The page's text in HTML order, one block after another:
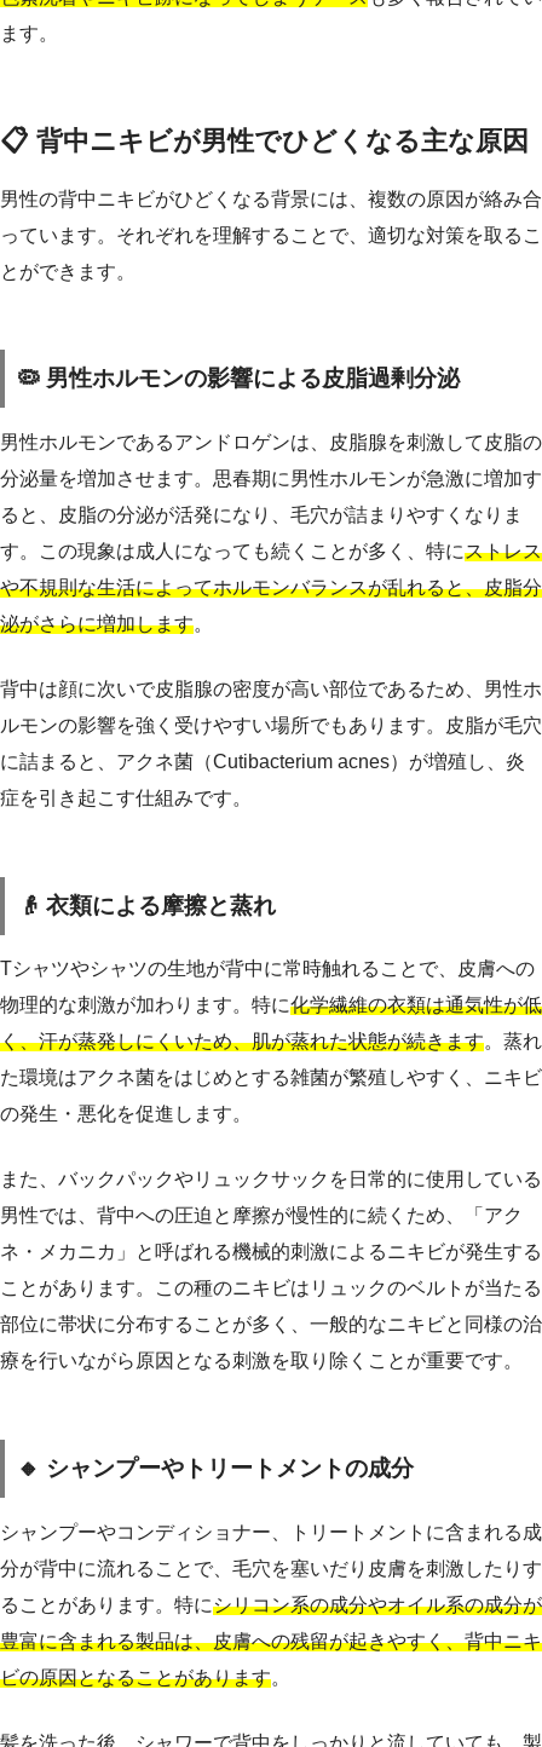
ます。
📋 背中ニキビが男性でひどくなる主な原因
男性の背中ニキビがひどくなる背景には、複数の原因が絡み合
っています。それぞれを理解することで、適切な対策を取るこ
とができます。
🦠 男性ホルモンの影響による皮脂過剰分泌
男性ホルモンであるアンドロゲンは、皮脂腺を刺激して皮脂の
分泌量を増加させます。思春期に男性ホルモンが急激に増加す
ると、皮脂の分泌が活発になり、毛穴が詰まりやすくなりま
す。この現象は成人になっても続くことが多く、特にストレス
や不規則な生活によってホルモンバランスが乱れると、皮脂分
泌がさらに増加します。
背中は顔に次いで皮脂腺の密度が高い部位であるため、男性ホ
ルモンの影響を強く受けやすい場所でもあります。皮脂が毛穴
に詰まると、アクネ菌（Cutibacterium acnes）が増殖し、炎
症を引き起こす仕組みです。
👴 衣類による摩擦と蒸れ
Tシャツやシャツの生地が背中に常時触れることで、皮膚への
物理的な刺激が加わります。特に化学繊維の衣類は通気性が低
く、汗が蒸発しにくいため、肌が蒸れた状態が続きます。蒸れ
た環境はアクネ菌をはじめとする雑菌が繁殖しやすく、ニキビ
の発生・悪化を促進します。
また、バックパックやリュックサックを日常的に使用している
男性では、背中への圧迫と摩擦が慢性的に続くため、「アク
ネ・メカニカ」と呼ばれる機械的刺激によるニキビが発生する
ことがあります。この種のニキビはリュックのベルトが当たる
部位に帯状に分布することが多く、一般的なニキビと同様の治
療を行いながら原因となる刺激を取り除くことが重要です。
🔸 シャンプーやトリートメントの成分
シャンプーやコンディショナー、トリートメントに含まれる成
分が背中に流れることで、毛穴を塞いだり皮膚を刺激したりす
ることがあります。特にシリコン系の成分やオイル系の成分が
豊富に含まれる製品は、皮膚への残留が起きやすく、背中ニキ
ビの原因となることがあります。
髪を洗った後、シャワーで背中をしっかりと流していても、製